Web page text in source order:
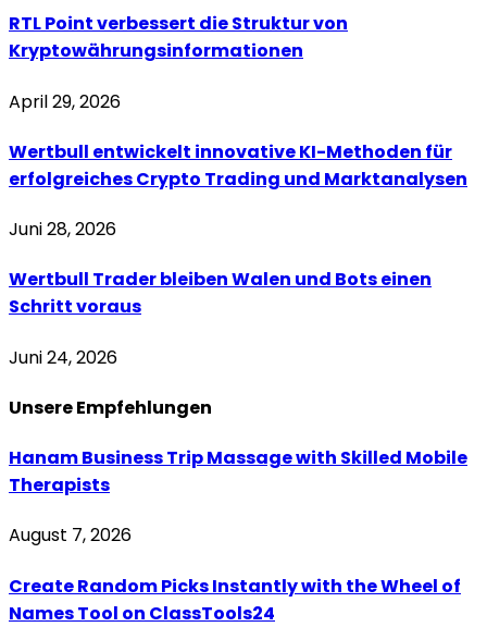
RTL Point verbessert die Struktur von
Kryptowährungsinformationen
April 29, 2026
Wertbull entwickelt innovative KI-Methoden für
erfolgreiches Crypto Trading und Marktanalysen
Juni 28, 2026
Wertbull Trader bleiben Walen und Bots einen
Schritt voraus
Juni 24, 2026
UnsereEmpfehlungen
Hanam Business Trip Massage with Skilled Mobile
Therapists
August 7, 2026
Create Random Picks Instantly with the Wheel of
Names Tool on ClassTools24